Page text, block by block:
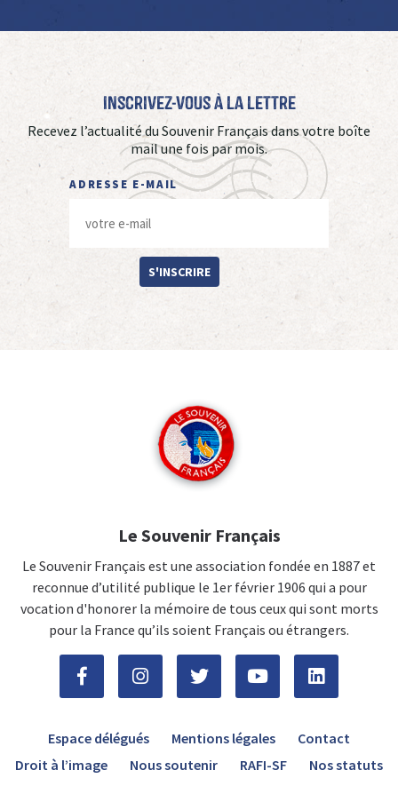
Inscrivez-vous à La Lettre
Recevez l’actualité du Souvenir Français dans votre boîte
mail une fois par mois.
ADRESSE E-MAIL
S'INSCRIRE
Le Souvenir Français
Le Souvenir Français est une association fondée en 1887 et
reconnue d’utilité publique le 1er février 1906 qui a pour
vocation d'honorer la mémoire de tous ceux qui sont morts
pour la France qu’ils soient Français ou étrangers.
Espace délégués Mentions légales
Contact
Droit à l’image
Nous soutenir RAFI-SF Nos statuts